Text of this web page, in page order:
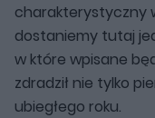
charakterystyczny
dostaniemy tutaj
w które wpisane
zdradził nie tylko
ubiegłego roku.